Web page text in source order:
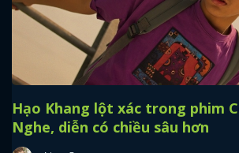
Hạo Khang lột xác trong phim
Nghe, diễn có chiều sâu hơn